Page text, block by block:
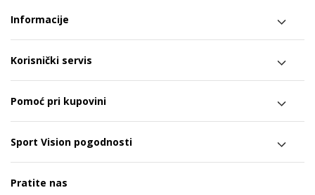
Informacije
Korisnički servis
Pomoć pri kupovini
Sport Vision pogodnosti
Pratite nas